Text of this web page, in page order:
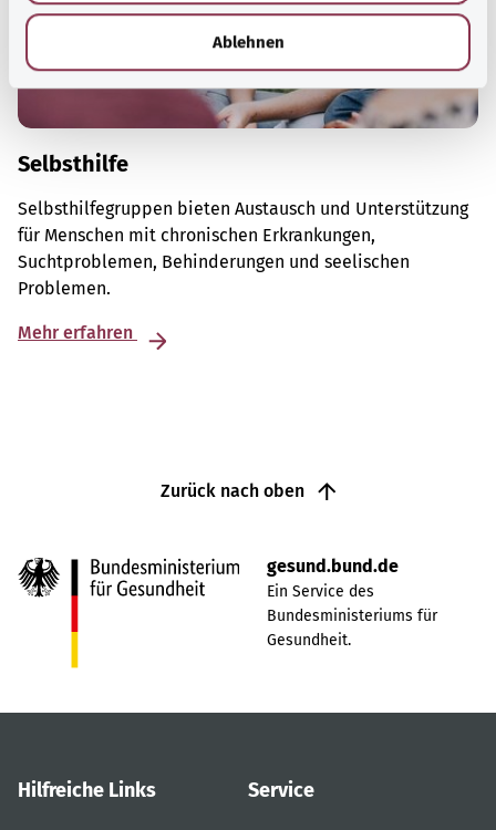
Ablehnen
Selbsthilfe
Selbsthilfegruppen bieten Austausch und Unterstützung
für Menschen mit chronischen Erkrankungen,
Suchtproblemen, Behinderungen und seelischen
Problemen.
Mehr erfahren
Zurück nach oben
gesund.bund.de
Ein Service des
Bundesministeriums für
Gesundheit.
Hilfreiche Links Service